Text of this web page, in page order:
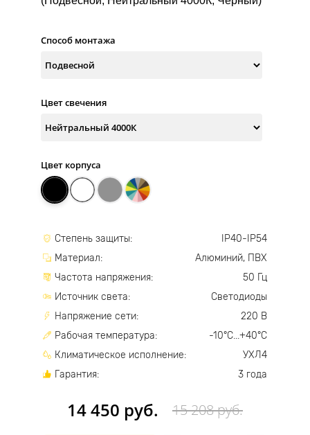
14 450 руб. 15 208 руб.
Способ монтажа
Цвет свечения
Цвет корпуса
Степень защиты:
IP40-IP54
Материал:
Алюминий, ПВХ
Частота напряжения:
50 Гц
Источник света:
Светодиоды
Напряжение сети:
220 В
Рабочая температура:
-10°С...+40°С
Климатическое исполнение:
УХЛ4
Гарантия:
3 года